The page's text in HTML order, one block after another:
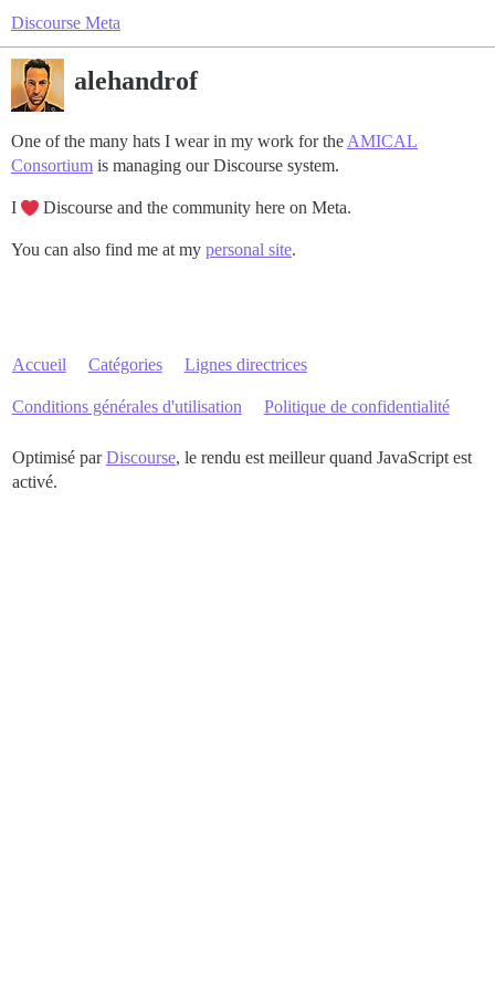
Discourse Meta
alehandrof
One of the many hats I wear in my work for the AMICAL
Consortium is managing our Discourse system.
I Discourse and the community here on Meta.
You can also find me at my personal site.
Accueil Catégories Lignes directrices
Conditions générales d'utilisation Politique de confidentialité
Optimisé parDiscourse, le rendu est meilleur quand JavaScript est
activé.